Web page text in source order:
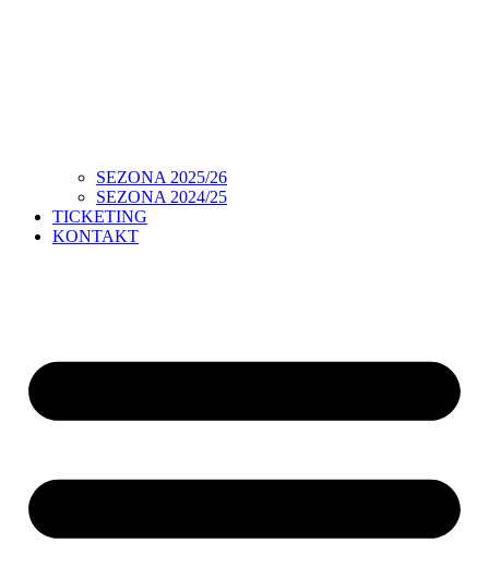
SEZONA 2025/26
SEZONA 2024/25
TICKETING
KONTAKT